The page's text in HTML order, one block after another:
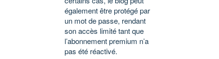
également être protégé par
un mot de passe, rendant
son accès limité tant que
l’abonnement premium n’a
pas été réactivé.